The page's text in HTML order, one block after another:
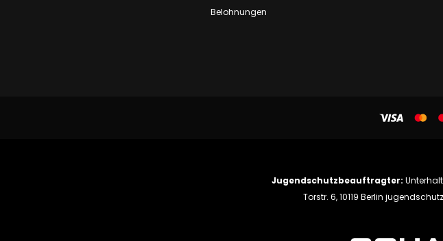
Belohnungen
Jugendschutzbeauftragter:
Torstr. 6, 10119 Berlin